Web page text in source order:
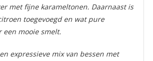
met fijne karameltonen. Daarnaast is
toegevoegd en wat pure
een mooie smelt.
expressieve mix van bessen met